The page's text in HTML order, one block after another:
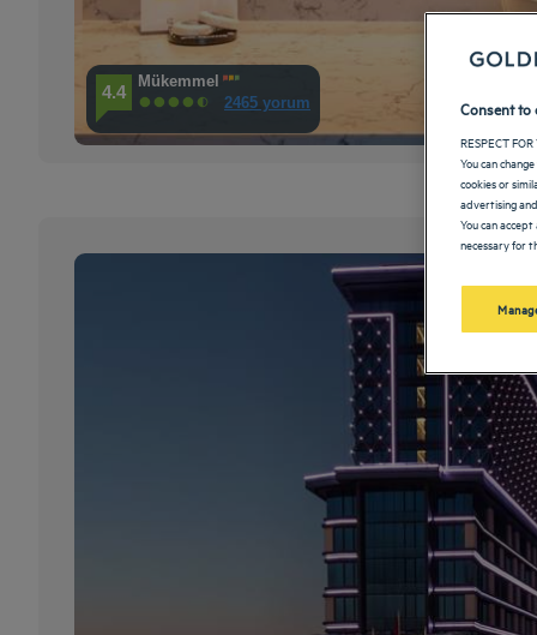
4.4
Mükemmel
2465 yorum
Consent to
RESPECT
You can
cookies or
advertising
You can
necessary for